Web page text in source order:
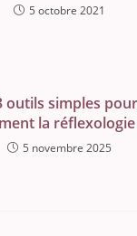
5 octobre 2021
outils simples
la
5 novembre 2025